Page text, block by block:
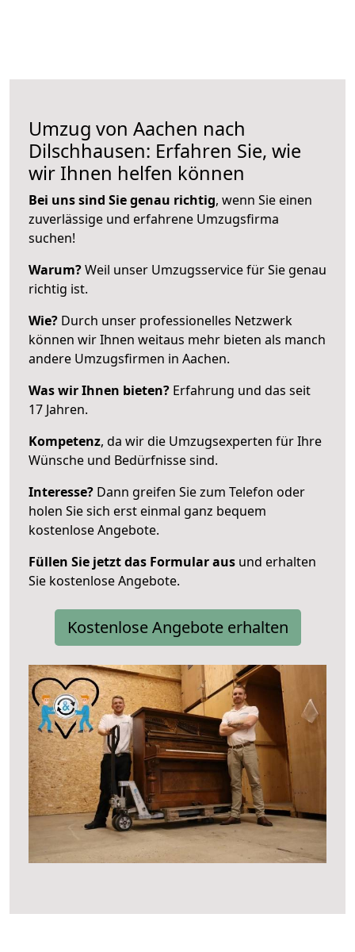
Umzug von Aachen nach
Dilschhausen: Erfahren Sie, wie
wir Ihnen helfen können
Bei uns sind Sie genau richtig, wenn Sie einen
zuverlässige und erfahrene Umzugsfirma
suchen!
Warum?Weil unser Umzugsservice für Sie genau
richtig ist.
Wie? Durch unser professionelles Netzwerk
können wir Ihnen weitaus mehr bieten als manch
andere Umzugsfirmen in Aachen.
Was wir Ihnen bieten? Erfahrung und das seit
17 Jahren.
Kompetenz, da wir die Umzugsexperten für Ihre
Wünsche und Bedürfnisse sind.
Interesse? Dann greifen Sie zum Telefon oder
holen Sie sich erst einmal ganz bequem
kostenlose Angebote.
Füllen Sie jetzt das Formular aus und erhalten
Sie kostenlose Angebote.
Kostenlose Angebote erhalten